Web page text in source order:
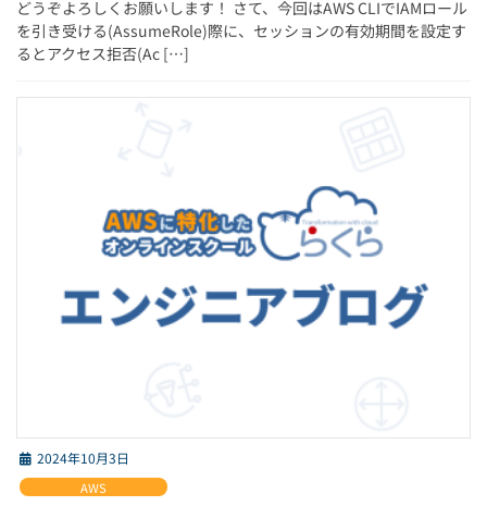
どうぞよろしくお願いします！ さて、今回はAWS CLIでIAMロール
を引き受ける(AssumeRole)際に、セッションの有効期間を設定す
るとアクセス拒否(Ac […]
2024年10月3日
AWS